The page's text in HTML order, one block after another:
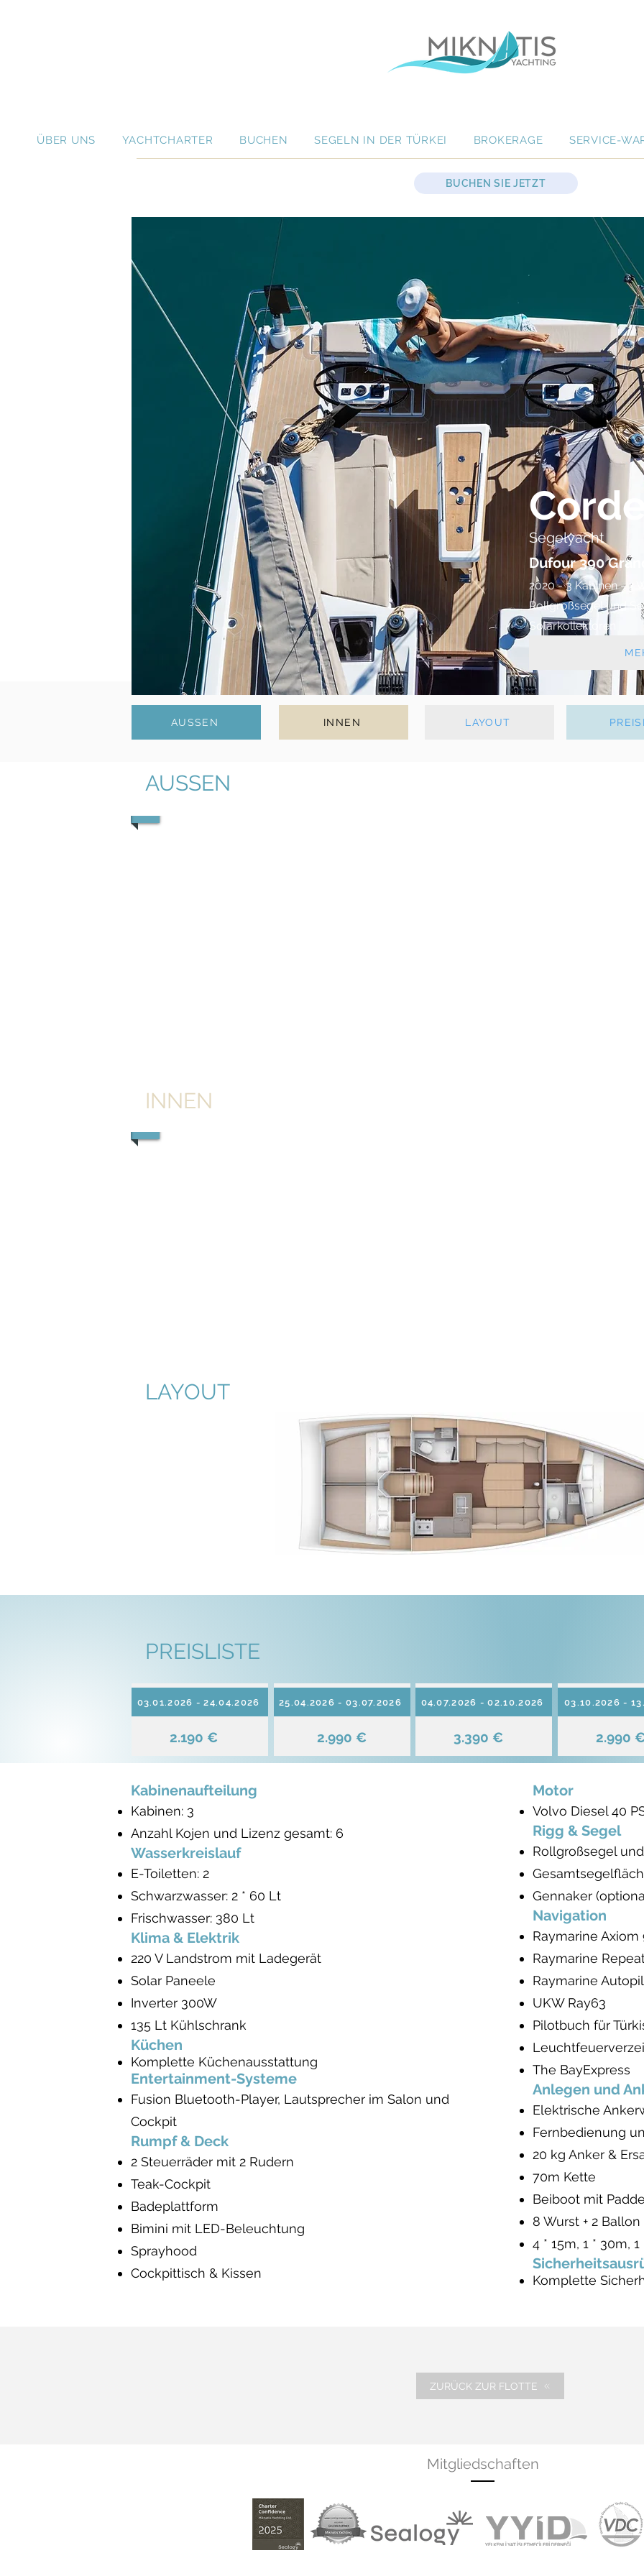
ÜBER UNS YACHTCHARTER BUCHEN SEGELN IN DER TÜRKEI BROKERAGE SERVICE-
BUCHEN SIE JETZT
AUSSEN INNEN LAYOUT
Segelyacht
Dufour 390
2020 - 3 Kabinen - 2
Rollgroßsegel und
Solarkollektoren
AUSSEN
INNEN
LAYOUT
PREISLISTE
03.01.2026 - 24.04.2026
2.190 €
25.04.2026 - 03.07.2026
2.990 €
04.07.2026 - 02.10.2026
3.390 €
03.10.2026 -
2.990
Kabinenaufteilung
Kabinen: 3
Anzahl Kojen und Lizenz gesamt: 6
Wasserkreislauf
E-Toiletten: 2
Schwarzwasser: 2 * 60 Lt
Frischwasser: 380 Lt
Klima & Elektrik
220 V Landstrom mit Ladegerät
Solar Paneele
Inverter 300W
135 Lt Kühlschrank
Küchen
Komplette Küchenausstattung
Entertainment-Systeme
Fusion Bluetooth-Player, Lautsprecher im Salon und
Cockpit
Rumpf & Deck
2 Steuerräder mit 2 Rudern
Teak-Cockpit
Badeplattform
Bimini mit LED-Beleuchtung
Sprayhood
Cockpittisch & Kissen
Motor
Volvo Diesel 40
Rigg & Segel
Rollgroßsegel
Gennaker
Navigation
Raymarine
Raymarine
Raymarine
UKW Ray63
Pilotbuch für
The BayExpress
Anlegen und
Elektrische
Fernbedienung
20 kg Anker &
70m Kette
Beiboot mit
8 Wurst + 2
4 * 15m, 1 * 30m,
Komplette
ZURÜCK ZUR FLOTTE
Mitgliedschaften